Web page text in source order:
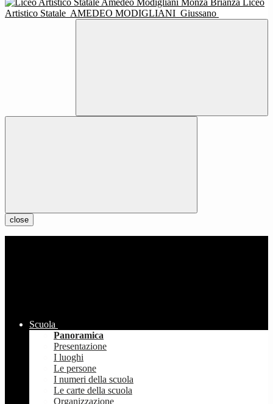
Liceo
Artistico Statale AMEDEO MODIGLIANI Giussano
close
Scuola
Panoramica
Presentazione
I luoghi
Le persone
I numeri della scuola
Le carte della scuola
Organizzazione